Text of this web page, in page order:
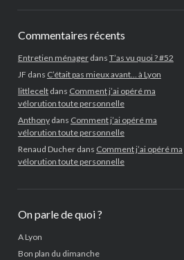
Commentaires récents
Entretien ménagerdans T’as vu quoi ? #52
JF dans C’était pas mieux avant… à Lyon
littleceltdans Comment j’ai opéré ma
vélorution toute personnelle
Anthonydans Comment j’ai opéré ma
vélorution toute personnelle
Renaud Ducherdans Comment j’ai opéré ma
vélorution toute personnelle
On parle de quoi ?
A Lyon
Bon plan du dimanche